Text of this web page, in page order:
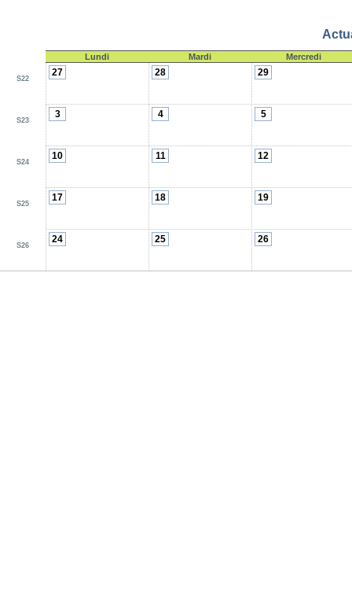
Lundi Mardi Mercredi
S22
27 28 29
S23
3 4 5
S24
10 11 12
S25
17 18 19
S26
24 25 26